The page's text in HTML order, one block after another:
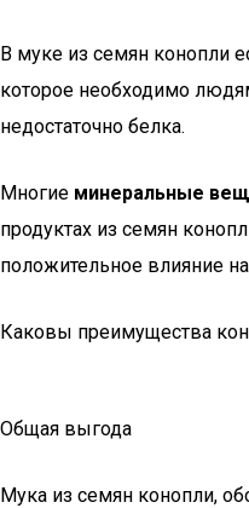
В муке из семян конопли
которое необходимо
недостаточно белка.
Многие минеральные
продуктах из семян
положительное влияние
Каковы преимущества
Общая выгода
Мука из семян конопли,